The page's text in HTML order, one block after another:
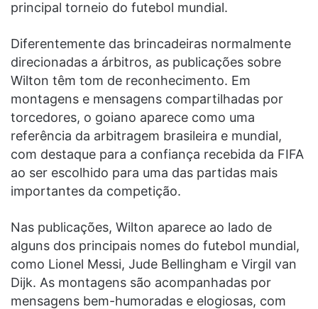
principal torneio do futebol mundial.
Diferentemente das brincadeiras normalmente
direcionadas a árbitros, as publicações sobre
Wilton têm tom de reconhecimento. Em
montagens e mensagens compartilhadas por
torcedores, o goiano aparece como uma
referência da arbitragem brasileira e mundial,
com destaque para a confiança recebida da FIFA
ao ser escolhido para uma das partidas mais
importantes da competição.
Nas publicações, Wilton aparece ao lado de
alguns dos principais nomes do futebol mundial,
como Lionel Messi, Jude Bellingham e Virgil van
Dijk. As montagens são acompanhadas por
mensagens bem-humoradas e elogiosas, com